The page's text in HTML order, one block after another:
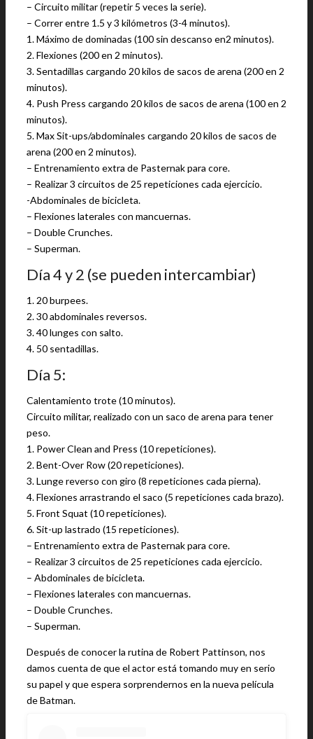
– Circuito militar (repetir 5 veces la serie).
– Correr entre 1.5 y 3 kilómetros (3-4 minutos).
1. Máximo de dominadas (100 sin descanso en2 minutos).
2. Flexiones (200 en 2 minutos).
3. Sentadillas cargando 20 kilos de sacos de arena (200 en 2
minutos).
4. Push Press cargando 20 kilos de sacos de arena (100 en 2
minutos).
5. Max Sit-ups/abdominales cargando 20 kilos de sacos de
arena (200 en 2 minutos).
– Entrenamiento extra de Pasternak para core.
– Realizar 3 circuitos de 25 repeticiones cada ejercicio.
-Abdominales de bicicleta.
– Flexiones laterales con mancuernas.
– Double Crunches.
– Superman.
Día 4 y 2 (se pueden intercambiar)
1. 20 burpees.
2. 30 abdominales reversos.
3. 40 lunges con salto.
4. 50 sentadillas.
Día 5:
Calentamiento trote (10 minutos).
Circuito militar, realizado con un saco de arena para tener
peso.
1. Power Clean and Press (10 repeticiones).
2. Bent-Over Row (20 repeticiones).
3. Lunge reverso con giro (8 repeticiones cada pierna).
4. Flexiones arrastrando el saco (5 repeticiones cada brazo).
5. Front Squat (10 repeticiones).
6. Sit-up lastrado (15 repeticiones).
– Entrenamiento extra de Pasternak para core.
– Realizar 3 circuitos de 25 repeticiones cada ejercicio.
– Abdominales de bicicleta.
– Flexiones laterales con mancuernas.
– Double Crunches.
– Superman.
Después de conocer la rutina de Robert Pattinson, nos
damos cuenta de que el actor está tomando muy en serio
su papel y que espera sorprendernos en la nueva película
de Batman.